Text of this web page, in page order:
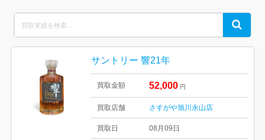
for:
Search
サントリー 響21年
買取金額 52,000 円
買取店舗 さすがや旭川永山店
買取日 08月09日